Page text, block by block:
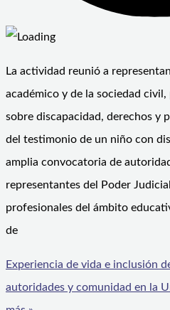
La actividad reunió a
académico y de la sociedad
sobre discapacidad, derechos y
del testimonio de un niño con
amplia convocatoria de
representantes del Poder
profesionales del ámbito
de
Experiencia de vida e inclusión
autoridades y comunidad en la